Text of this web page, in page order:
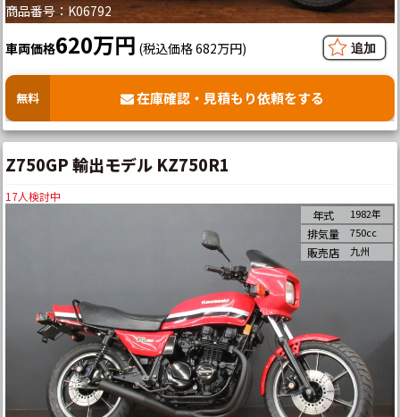
商品番号：K06792
車両価格620万円 (税込価格 682万円)
無料 在庫確認・見積もり依頼をする
Z750GP 輸出モデル KZ750R1
17人検討中
年式 1982年
排気量 750cc
販売店 九州